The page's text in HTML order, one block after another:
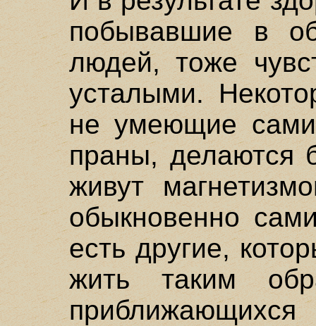
побывавшие в
людей, тоже
усталыми.
не умеющие сами
праны, делаются
живут
обыкновенно
есть другие,
жить таким